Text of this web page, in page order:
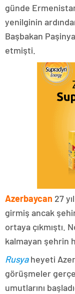
günde
yenilginin
Başbakan
etmişti.
Azerbaycan 27
girmiş ancak
ortaya çıkmıştı.
kalmayan şehrin
Rusyaheyeti
görüşmeler
umutlarını